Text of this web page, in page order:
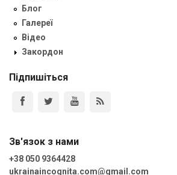
Блог
Галереї
Відео
Закордон
Підпишіться
Зв'язок з нами
+38 050 9364428
ukrainaincognita.com@gmail.com